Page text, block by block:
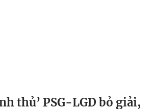
thủ’ PSG-LGD bỏ giải,